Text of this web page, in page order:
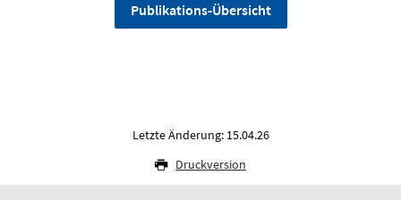
Publikations-Übersicht
Letzte Änderung: 15.04.26
Druckversion